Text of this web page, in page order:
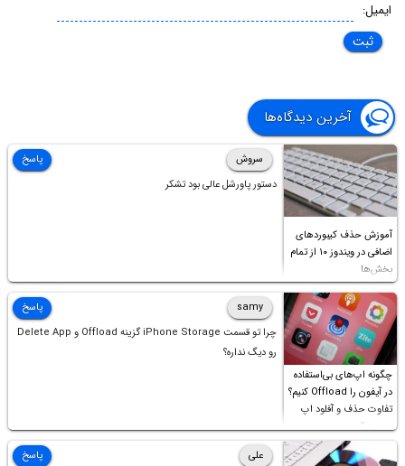
ایمیل:
آخرین دیدگاه‌ها
آموزش حذف کیبوردهای
اضافی در ویندوز ۱۰ از تمام
بخش‌ها
سروش
دستور پاورشل عالی بود تشکر
پاسخ
چگونه اپ‌های بی‌استفاده
در آیفون را Offload کنیم؟
تفاوت حذف و آفلود اپ
چیست؟
samy
چرا تو قسمت iPhone Storage گزینه Offload و Delete App
رو دیگ نداره؟
پاسخ
علی
پاسخ